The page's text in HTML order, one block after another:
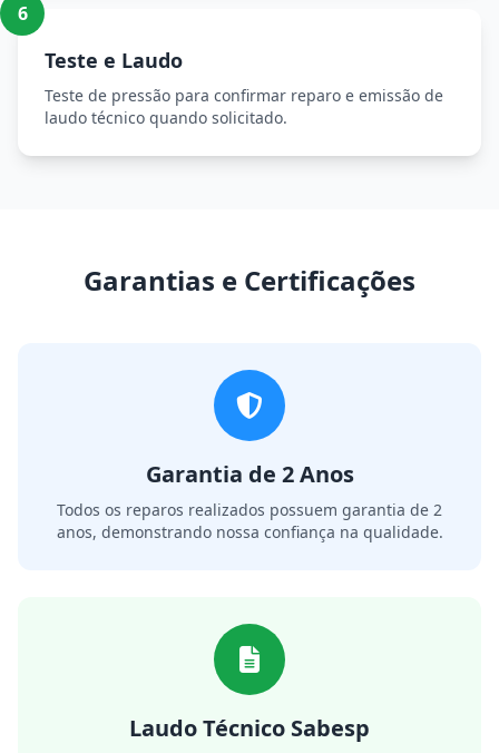
6
Teste e Laudo
Teste de pressão para confirmar reparo e emissão de
laudo técnico quando solicitado.
Garantias e Certificações
Garantia de 2 Anos
Todos os reparos realizados possuem garantia de 2
anos, demonstrando nossa confiança na qualidade.
Laudo Técnico Sabesp